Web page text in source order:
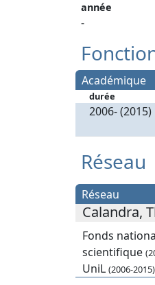
année
-
Académique
durée
2006- (2015)
Réseau
Réseau
Calandra,
Fonds
scientifique
UniL (2006-2015)